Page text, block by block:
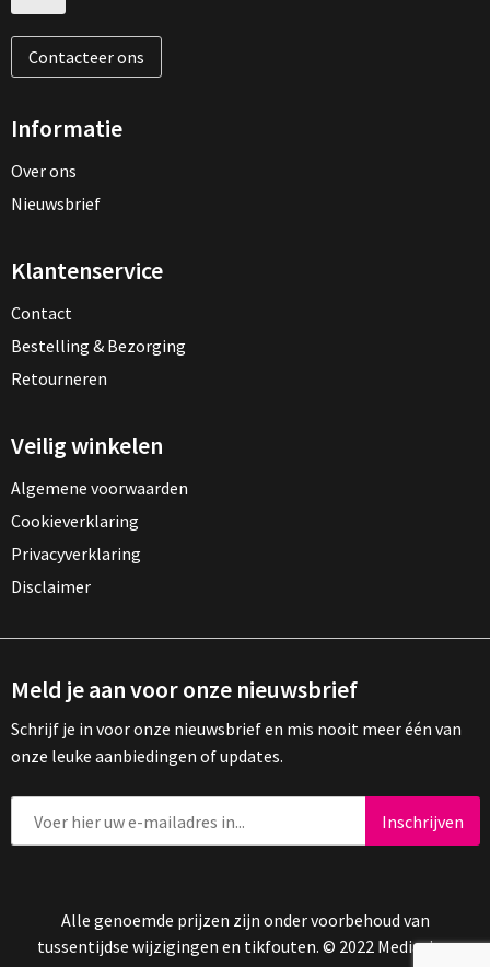
Contacteer ons
Informatie
Over ons
Nieuwsbrief
Klantenservice
Contact
Bestelling & Bezorging
Retourneren
Veilig winkelen
Algemene voorwaarden
Cookieverklaring
Privacyverklaring
Disclaimer
Meld je aan voor onze nieuwsbrief
Schrijf je in voor onze nieuwsbrief en mis nooit meer één van
onze leuke aanbiedingen of updates.
Alle genoemde prijzen zijn onder voorbehoud van
tussentijdse wijzigingen en tikfouten. © 2022 Mediasign